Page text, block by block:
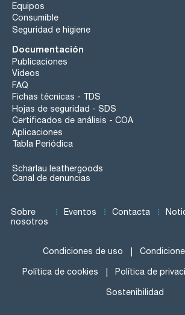
Equipos
Consumible
Seguridad e higiene
Documentación
Publicaciones
Videos
FAQ
Fichas técnicas - TDS
Hojas de seguridad - SDS
Certificados de análisis - COA
Aplicaciones
Tabla Periódica
Scharlau leathergoods
Canal de denuncias
Sobre
nosotros
Eventos Contacta
Condiciones de uso
Política de cookies Política de
Sostenibilidad